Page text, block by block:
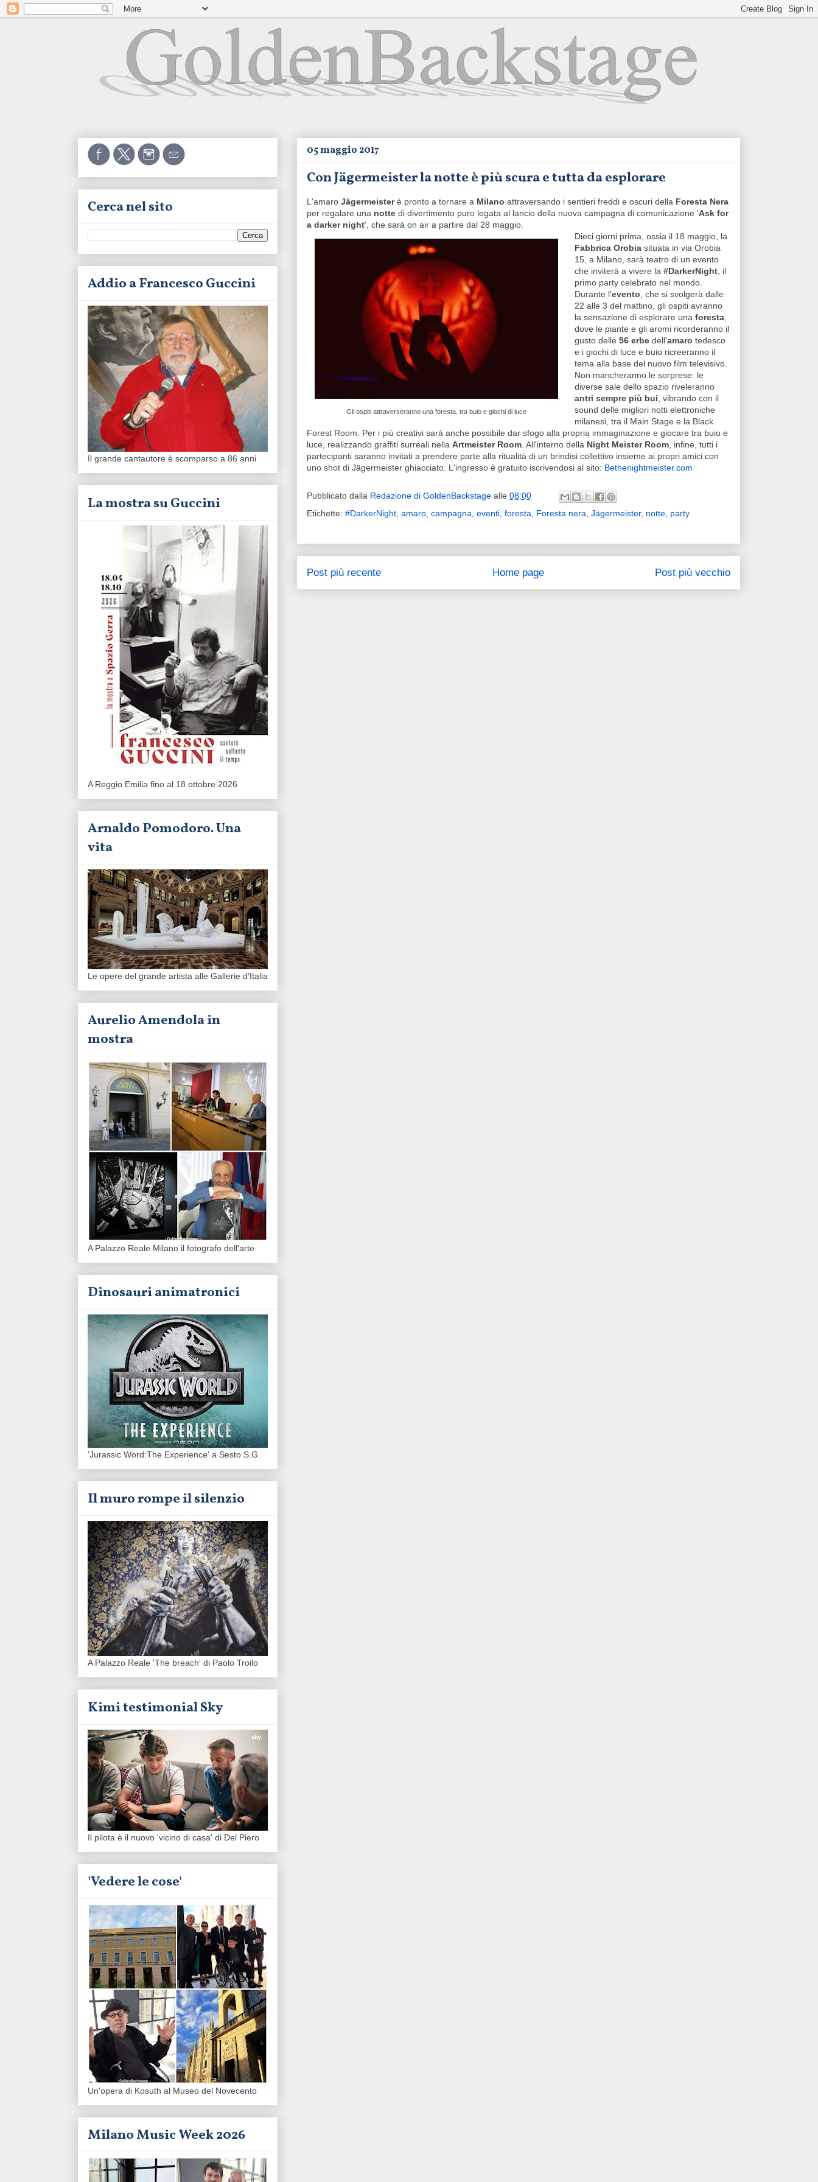
05 maggio 2017
Con Jägermeister la notte è più scura e tutta da esplorare
L'amaro Jägermeisterè pronto a tornare a Milano attraversando i sentieri freddi e oscuri della Foresta Nera
per regalare una notte di divertimento puro legata al lancio della nuova campagna di comunicazione 'Ask for
a darker night', che sarà on air a partire dal 28 maggio.
Gli ospiti attraverseranno una foresta, tra buio e giochi di luce
Dieci giorni prima, ossia il 18 maggio, la
Fabbrica Orobia situata in via Orobia
15, a Milano, sarà teatro di un evento
che inviterà a vivere la #DarkerNight , il
primo party celebrato nel mondo.
Durante l'evento , che si svolgerà dalle
22 alle 3 del mattino, gli ospiti avranno
la sensazione di esplorare una foresta
dove le piante e gli aromi ricorderanno il
gusto delle 56 erbe dell'amaro tedesco
e i giochi di luce e buio ricreeranno il
tema alla base del nuovo film televisivo.
Non mancheranno le sorprese: le
diverse sale dello spazio riveleranno
antri sempre più bui , vibrando con il
sound delle migliori notti elettroniche
milanesi, tra il Main Stage e la Black
Forest Room. Per i più creativi sarà anche possibile dar sfogo alla propria immaginazione e giocare tra buio e
luce, realizzando graffiti surreali nella Artmeister Room . All'interno della Night Meister Room , infine, tutti i
partecipanti saranno invitati a prendere parte alla ritualità di un brindisi collettivo insieme ai propri amici con
uno shot di Jägermeister ghiacciato. L'ingresso è gratuito iscrivendosi al sito: Bethenightmeister.com
Pubblicato dalla Redazione di GoldenBackstage alle 08:00
Etichette: #DarkerNight amaro campagna eventi foresta Foresta nera Jägermeister, notte party
Post più recente Post più vecchio
Home page
Cerca nel sito
Addio a Francesco Guccini
Il grande cantautore è scomparso a 86 anni
La mostra su Guccini
A Reggio Emilia fino al 18 ottobre 2026
Arnaldo Pomodoro. Una
vita
Le opere del grande artista alle Gallerie d'Italia
Aurelio Amendola in
mostra
A Palazzo Reale Milano il fotografo dell'arte
Dinosauri animatronici
'Jurassic Word:The Experience' a Sesto S.G.
Il muro rompe il silenzio
A Palazzo Reale 'The breach' di Paolo Troilo
Kimi testimonial Sky
Il pilota è il nuovo 'vicino di casa' di Del Piero
'Vedere le cose'
Un'opera di Kosuth al Museo del Novecento
Milano Music Week 2026